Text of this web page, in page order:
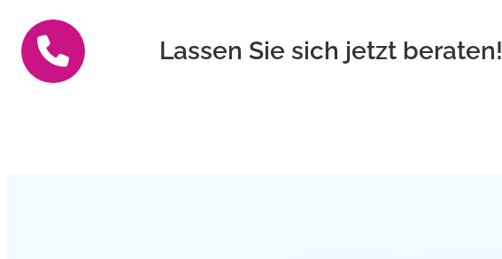
Lassen Sie sich jetzt beraten!